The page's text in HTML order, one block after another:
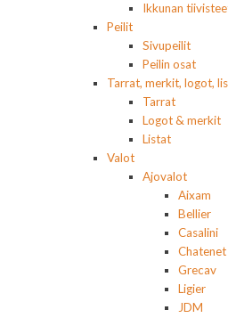
Ikkunan
Peilit
Sivupeilit
Peilin osat
Tarrat, merkit, logot,
Tarrat
Logot & merkit
Listat
Valot
Ajovalot
Aixam
Bellier
Casalini
Chatenet
Grecav
Ligier
JDM